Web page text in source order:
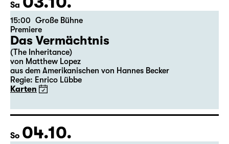
Sa
15:00 Große Bühne
Premiere
Das Vermächtnis
(The Inheritance)
von Matthew Lopez
aus dem Amerikanischen von Hannes Becker
Regie: Enrico Lübbe
Karten
So 04.10.